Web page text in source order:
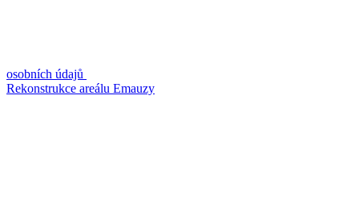
osobních údajů
Rekonstrukce areálu Emauzy